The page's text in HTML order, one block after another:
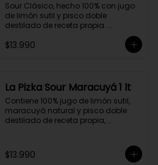
Sour Clásico, hecho 100% con jugo
de limón sutil y pisco doble
destilado de receta propia.
Elaborado en el corazón del Valle
del Elqui, hecho a partir de uva
$13.990
La Pizka Sour Maracuyá 1 lt
Contiene 100% jugo de limón sutil,
maracuyá natural y pisco doble
destilado de receta propia,
Características:
$13.990